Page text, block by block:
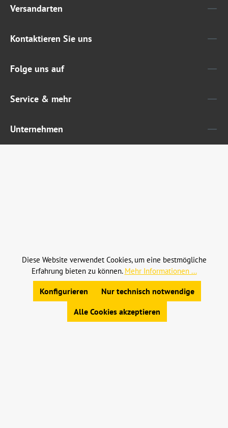
Versandarten
Kontaktieren Sie uns
Folge uns auf
Service & mehr
Unternehmen
© 2023 Leinweber Landtechnik GmbH & Co. KG
Allgemeine Geschäftsbedingungen|
Widerrufsbelehrung
Impressum
Diese Website verwendet Cookies, um eine bestmögliche
Erfahrung bieten zu können. Mehr Informationen ...
Nur technisch notwendige
Konfigurieren
Alle Cookies akzeptieren